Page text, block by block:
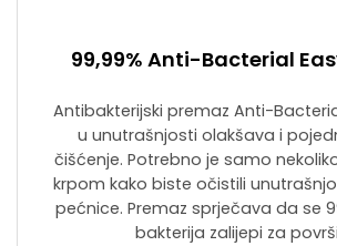
99,99% Anti-Bacterial
Antibakterijski premaz Anti-
u unutrašnjosti olakšava i
čišćenje. Potrebno je samo
krpom kako biste očistili
pećnice. Premaz sprječava da se
bakterija zalijepi za